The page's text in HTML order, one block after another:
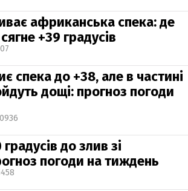
африканська спека: де
+39 градусів
спека до +38, але в частині
дощі: прогноз погоди
до злив зі
погоди на тиждень